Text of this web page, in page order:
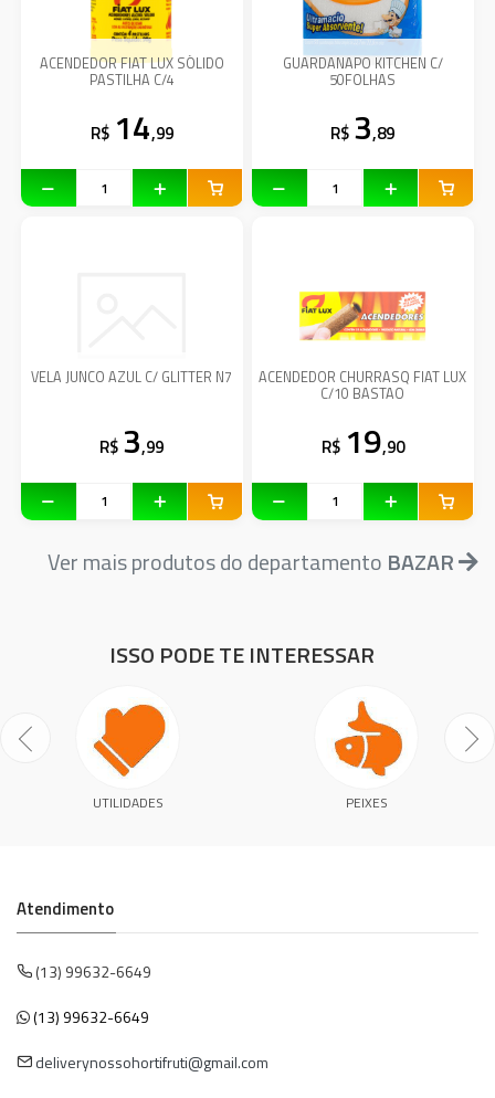
ACENDEDOR FIAT LUX SÓLIDO
PASTILHA C/4
R$ 14,99
GUARDANAPO KITCHEN C/
50FOLHAS
R$ 3,89
VELA JUNCO AZUL C/ GLITTER N7
R$ 3,99
ACENDEDOR CHURRASQ FIAT LUX
C/10 BASTAO
R$ 19,90
Ver mais produtos do departamento BAZAR
ISSO PODE TE INTERESSAR
UTILIDADES PEIXES
Atendimento
(13) 99632-6649
(13) 99632-6649
deliverynossohortifruti@gmail.com